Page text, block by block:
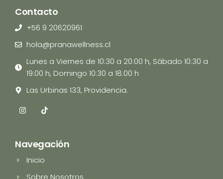
Contacto
+56 9 20620961
hola@pranawellness.cl
Lunes a Viernes de 10:30 a 20:00 h, Sábado 10:30 a
19:00 h, Domingo 10:30 a 18:00 h
Las Urbinas 133, Providencia.
I
n
g
T
i
k
Navegación
Inicio
Sobre Nosotros